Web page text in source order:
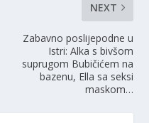
NEXT
Zabavno poslijepodne u
Istri: Alka s bivšom
suprugom Bubičićem na
bazenu, Ella sa seksi
maskom…